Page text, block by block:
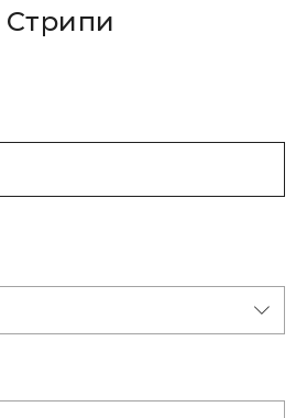
Стрипи